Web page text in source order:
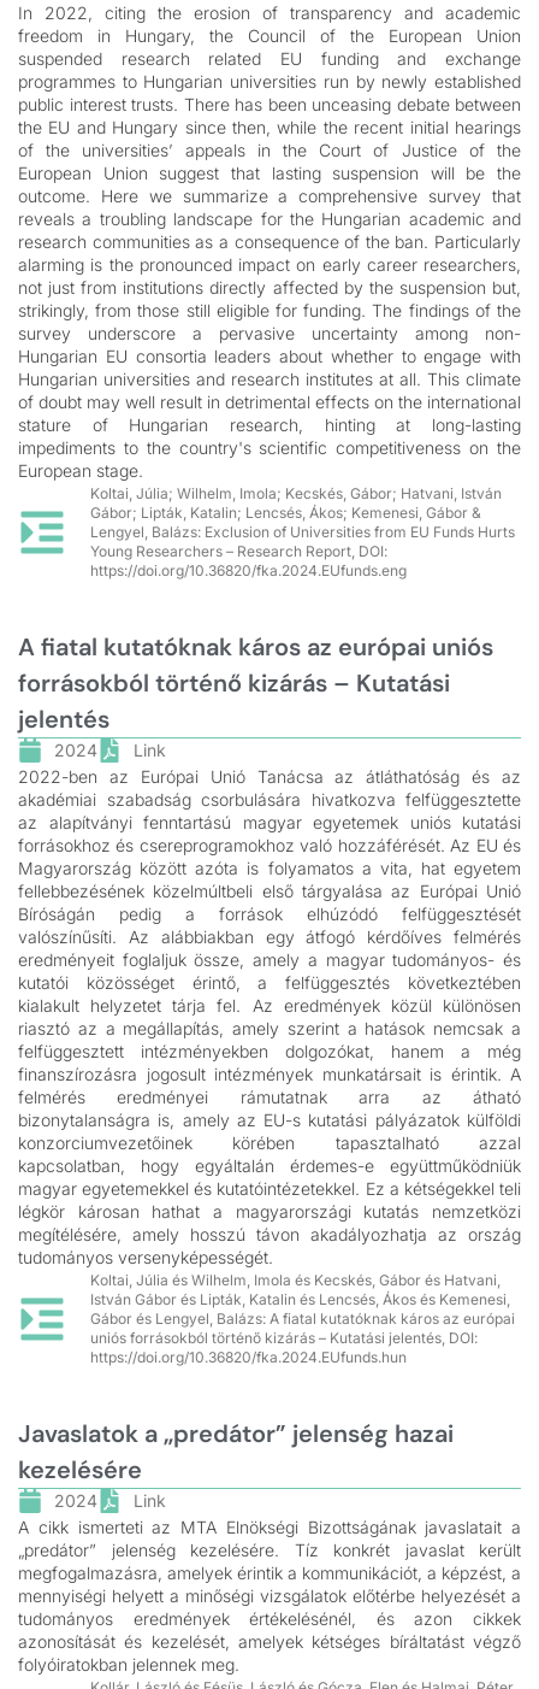
In 2022, citing the erosion of transparency and academic
freedom in Hungary, the Council of the European Union
suspended research related EU funding and exchange
programmes to Hungarian universities run by newly established
public interest trusts. There has been unceasing debate between
the EU and Hungary since then, while the recent initial hearings
of the universities’ appeals in the Court of Justice of the
European Union suggest that lasting suspension will be the
outcome. Here we summarize a comprehensive survey that
reveals a troubling landscape for the Hungarian academic and
research communities as a consequence of the ban. Particularly
alarming is the pronounced impact on early career researchers,
not just from institutions directly affected by the suspension but,
strikingly, from those still eligible for funding. The findings of the
survey underscore a pervasive uncertainty among non-
Hungarian EU consortia leaders about whether to engage with
Hungarian universities and research institutes at all. This climate
of doubt may well result in detrimental effects on the international
stature of Hungarian research, hinting at long-lasting
impediments to the country's scientific competitiveness on the
European stage.
Koltai, Júlia; Wilhelm, Imola; Kecskés, Gábor; Hatvani, István
Gábor; Lipták, Katalin; Lencsés, Ákos; Kemenesi, Gábor &
Lengyel, Balázs: Exclusion of Universities from EU Funds Hurts
Young Researchers – Research Report, DOI:
https://doi.org/10.36820/fka.2024.EUfunds.eng
A fiatal kutatóknak káros az európai uniós
forrásokból történő kizárás – Kutatási
jelentés
2024
Link
2022-ben az Európai Unió Tanácsa az átláthatóság és az
akadémiai szabadság csorbulására hivatkozva felfüggesztette
az alapítványi fenntartású magyar egyetemek uniós kutatási
forrásokhoz és csereprogramokhoz való hozzáférését. Az EU és
Magyarország között azóta is folyamatos a vita, hat egyetem
fellebbezésének közelmúltbeli első tárgyalása az Európai Unió
Bíróságán pedig a források elhúzódó felfüggesztését
valószínűsíti. Az alábbiakban egy átfogó kérdőíves felmérés
eredményeit foglaljuk össze, amely a magyar tudományos- és
kutatói közösséget érintő, a felfüggesztés következtében
kialakult helyzetet tárja fel. Az eredmények közül különösen
riasztó az a megállapítás, amely szerint a hatások nemcsak a
felfüggesztett intézményekben dolgozókat, hanem a még
finanszírozásra jogosult intézmények munkatársait is érintik. A
felmérés eredményei rámutatnak arra az átható
bizonytalanságra is, amely az EU-s kutatási pályázatok külföldi
konzorciumvezetőinek körében tapasztalható azzal
kapcsolatban, hogy egyáltalán érdemes-e együttműködniük
magyar egyetemekkel és kutatóintézetekkel. Ez a kétségekkel teli
légkör károsan hathat a magyarországi kutatás nemzetközi
megítélésére, amely hosszú távon akadályozhatja az ország
tudományos versenyképességét.
Koltai, Júlia és Wilhelm, Imola és Kecskés, Gábor és Hatvani,
István Gábor és Lipták, Katalin és Lencsés, Ákos és Kemenesi,
Gábor és Lengyel, Balázs: A fiatal kutatóknak káros az európai
uniós forrásokból történő kizárás – Kutatási jelentés, DOI:
https://doi.org/10.36820/fka.2024.EUfunds.hun
Javaslatok a „predátor” jelenség hazai
kezelésére
2024
Link
A cikk ismerteti az MTA Elnökségi Bizottságának javaslatait a
„predátor” jelenség kezelésére. Tíz konkrét javaslat került
megfogalmazásra, amelyek érintik a kommunikációt, a képzést, a
mennyiségi helyett a minőségi vizsgálatok előtérbe helyezését a
tudományos eredmények értékelésénél, és azon cikkek
azonosítását és kezelését, amelyek kétséges bíráltatást végző
folyóiratokban jelennek meg.